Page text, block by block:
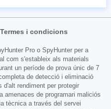
i condicions
Pro o SpyHunter per a
com s'estableix als materials
un període de prova únic de 7
de detecció i eliminació
d'alt rendiment per protegir
amenaces de programari maliciós
tècnica a través del servei